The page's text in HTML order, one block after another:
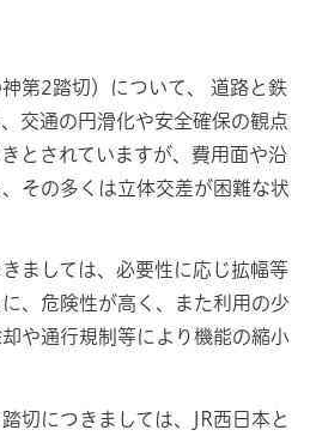
第2踏切）について、 道路と鉄
交通の円滑化や安全確保の観点
とされていますが、費用面や沿
その多くは立体交差が困難な状
ましては、必要性に応じ拡幅等
、危険性が高く、また利用の少
や通行規制等により機能の縮小
切につきましては、JR西日本と